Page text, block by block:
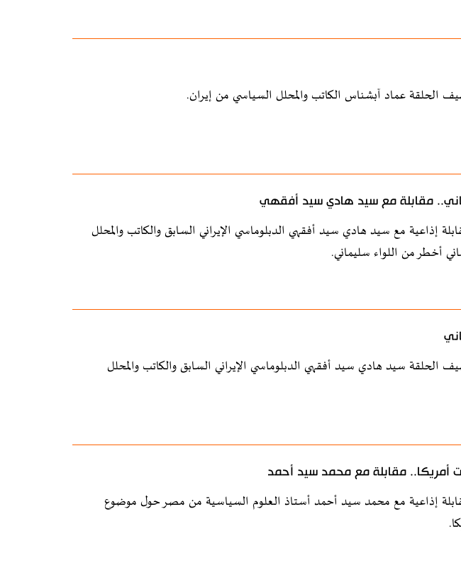
الحلقة عماد آبشناس الكاتب والمحلل السياسي من إيران.
مقابلة مع سيد هادي سيد أفقهي
إذاعية مع سيد هادي سيد أفقهي الدبلوماسي الإيراني السابق والكاتب والمحلل
أخطر من اللواء سليماني.
الحلقة سيد هادي سيد أفقهي الدبلوماسي الإيراني السابق والكاتب والمحلل
أمريكا.. مقابلة مع محمد سيد أحمد
إذاعية مع محمد سيد أحمد أستاذ العلوم السياسية من مصر حول موضوع